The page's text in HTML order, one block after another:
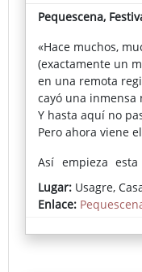
Pequescena,
«Hace muchos,
(exactamente un
en una remota
cayó una inmensa
Y hasta aquí no
Pero ahora viene
Así empieza
mano de Jaime
cuento conocido
visión tan
que permiten los
Lugar: Usagre,
Enlace: